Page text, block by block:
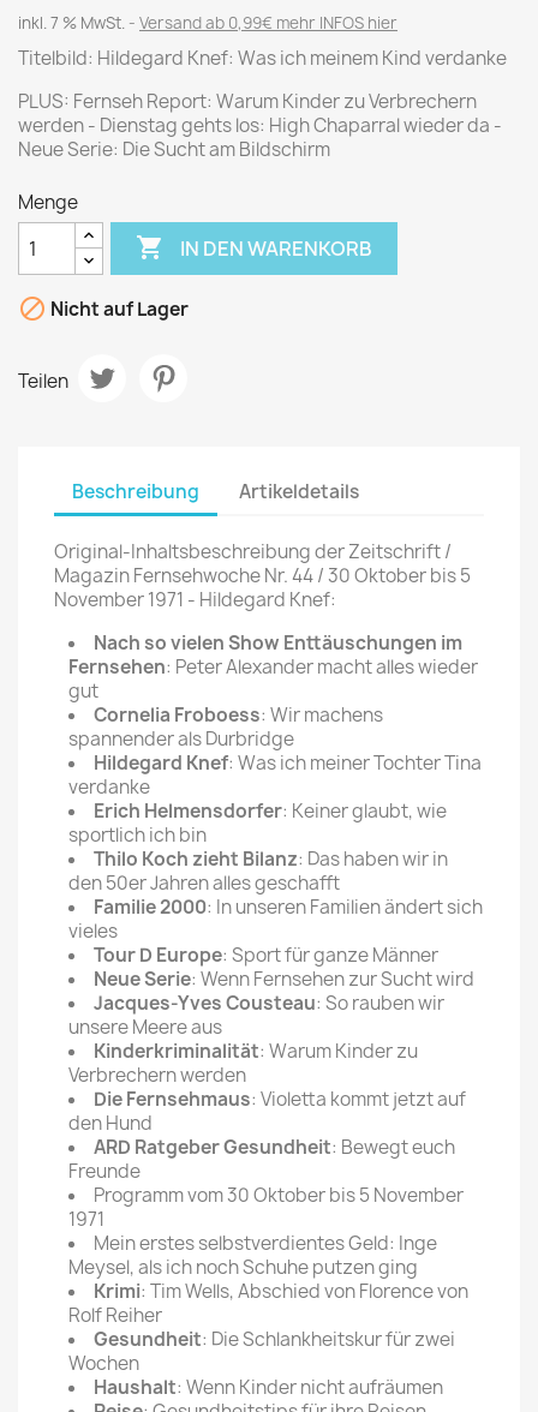
inkl. 7 % MwSt. Versand ab 0,99€ mehr INFOS hier
Titelbild: Hildegard Knef: Was ich meinem Kind verdanke
PLUS: Fernseh Report: Warum Kinder zu Verbrechern
werden - Dienstag gehts los: High Chaparral wieder da -
Neue Serie: Die Sucht am Bildschirm
Menge
 IN DEN WARENKORB
 Nicht auf Lager
Teilen
Beschreibung Artikeldetails
Original-Inhaltsbeschreibung der Zeitschrift /
Magazin Fernsehwoche Nr. 44 / 30 Oktober bis 5
November 1971 - Hildegard Knef:
Nach so vielen Show Enttäuschungen im
Fernsehen: Peter Alexander macht alles wieder
gut
Cornelia Froboess: Wir machens
spannender als Durbridge
Hildegard Knef: Was ich meiner Tochter Tina
verdanke
Erich Helmensdorfer: Keiner glaubt, wie
sportlich ich bin
Thilo Koch zieht Bilanz: Das haben wir in
den 50er Jahren alles geschafft
Familie 2000: In unseren Familien ändert sich
vieles
Tour D Europe: Sport für ganze Männer
Neue Serie: Wenn Fernsehen zur Sucht wird
Jacques-Yves Cousteau: So rauben wir
unsere Meere aus
Kinderkriminalität: Warum Kinder zu
Verbrechern werden
Die Fernsehmaus: Violetta kommt jetzt auf
den Hund
ARD Ratgeber Gesundheit: Bewegt euch
Freunde
Programm vom 30 Oktober bis 5 November
1971
Mein erstes selbstverdientes Geld: Inge
Meysel, als ich noch Schuhe putzen ging
Krimi: Tim Wells, Abschied von Florence von
Rolf Reiher
Gesundheit: Die Schlankheitskur für zwei
Wochen
Haushalt: Wenn Kinder nicht aufräumen